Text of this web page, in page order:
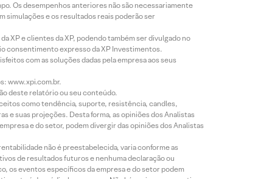
Os desempenhos anteriores não são necessariamente
simulações e os resultados reais poderão ser
XP e clientes da XP, podendo também ser divulgado no
consentimento expresso da XP Investimentos.
com as soluções dadas pela empresa aos seus
www.xpi.com.br.
deste relatório ou seu conteúdo.
como tendência, suporte, resistência, candles,
e suas projeções. Desta forma, as opiniões dos Analistas
e do setor, podem divergir das opiniões dos Analistas
não é preestabelecida, varia conforme as
de resultados futuros e nenhuma declaração ou
os eventos específicos da empresa e do setor podem